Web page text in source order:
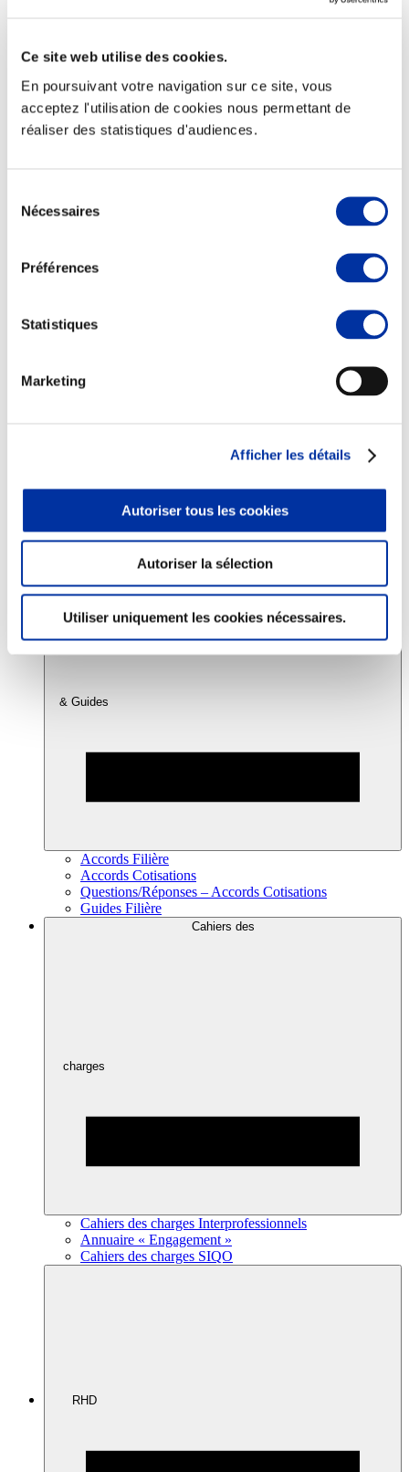
Ce site web utilise des cookies.
En poursuivant votre navigation sur ce site, vous
acceptez l'utilisation de cookies nous permettant de
réaliser des statistiques d'audiences.
Nécessaires
Préférences
Statistiques
Marketing
Afficher les détails
Autoriser tous les cookies
Autoriser la sélection
Utiliser uniquement les cookies nécessaires.
Transport – mise en marché
Abattoir
Viandes et santé
Juste rémunération et attractivité des métiers
Sources d’information
Accords
& Guides
Accords Filière
Accords Cotisations
Questions/Réponses – Accords Cotisations
Guides Filière
Cahiers des
charges
Cahiers des charges Interprofessionnels
Annuaire « Engagement »
Cahiers des charges SIQO
RHD